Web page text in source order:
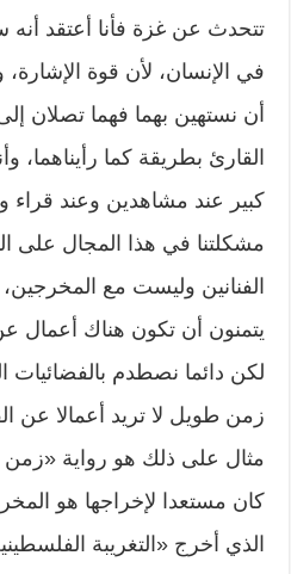
تتحدث عن غزة فأنا أعتقد أنه
في الإنسان، لأن قوة
أن نستهين بهما فهما تصلان
القارئ بطريقة كما رأيناهما،
كبير عند مشاهدين وعند قراء
مشكلتنا في هذا المجال على
الفنانين وليست مع
يتمنون أن تكون هناك أعمال
لكن دائما نصطدم بالفضائيات
زمن طويل لا تريد أعمالا عن
مثال على ذلك هو رواية «زمن
كان مستعدا لإخراجها هو
الذي أخرج «التغريبة